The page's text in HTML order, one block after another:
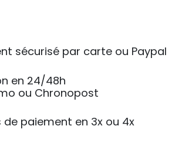
sécurisé par carte ou Paypal
en 24/48h
ou Chronopost
de paiement en 3x ou 4x